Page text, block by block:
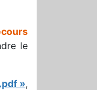
le
»,